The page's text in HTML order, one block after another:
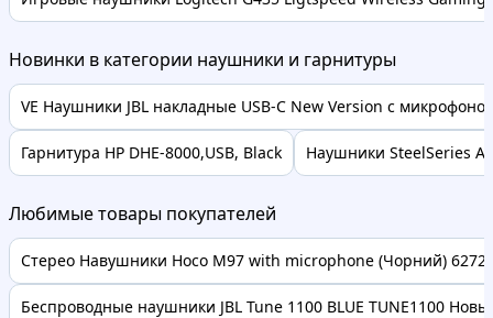
Новинки в категории наушники и гарнитуры
VE Наушники JBL накладные USB-C New Version с
Гарнитура HP DHE-8000,USB, Black Наушники SteelSeries
Любимые товары покупателей
Стерео Навушники Hoco M97 with microphone (Чорний)
Беспроводные наушники JBL Tune 1100 BLUE TUNE1100